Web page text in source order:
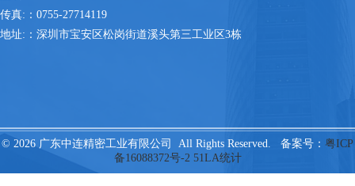
传真:：0755-27714119
地址:：深圳市宝安区松岗街道溪头第三工业区3栋
© 2026 广东中连精密工业有限公司 All Rights Reserved. 备案号： 粤ICP
备16088372号-2 51LA统计